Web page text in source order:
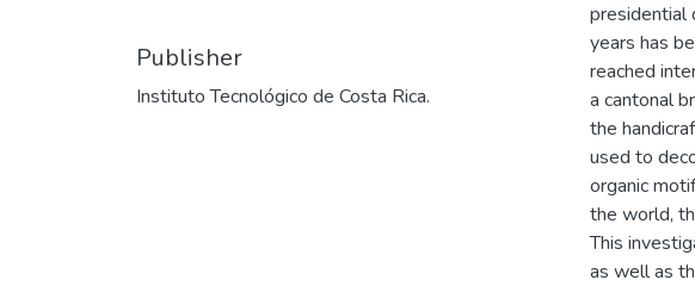
Publisher
Instituto Tecnológico de Costa Rica.
presidential
years has
reached
a cantonal
the
used to
organic
the world,
This
as well as